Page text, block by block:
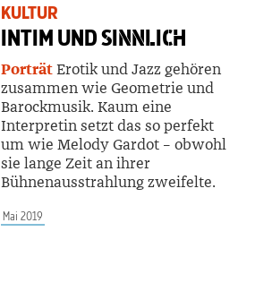
KULTUR
INTIM UNDSINNLICH
PorträtErotik und Jazz gehören
zusammen wie Geometrie und
Barockmusik. Kaum eine
Interpretin setzt das so perfekt
um wie Melody Gardot – obwohl
sie lange Zeit an ihrer
Bühnenausstrahlung zweifelte.
Mai 2019